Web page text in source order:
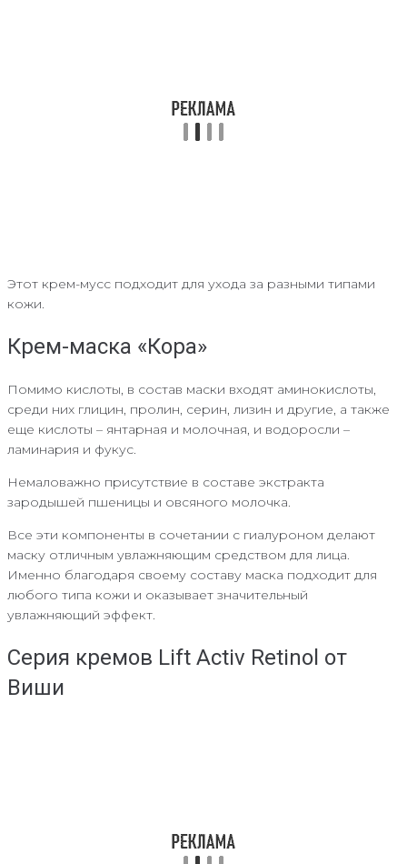
Этот крем-мусс подходит для ухода за разными типами
кожи.
Крем-маска «Кора»
Помимо кислоты, в состав маски входят аминокислоты,
среди них глицин, пролин, серин, лизин и другие, а также
еще кислоты – янтарная и молочная, и водоросли –
ламинария и фукус.
Немаловажно присутствие в составе экстракта
зародышей пшеницы и овсяного молочка.
Все эти компоненты в сочетании с гиалуроном делают
маску отличным увлажняющим средством для лица.
Именно благодаря своему составу маска подходит для
любого типа кожи и оказывает значительный
увлажняющий эффект.
Серия кремов Lift Асtiv Retinol от
Виши